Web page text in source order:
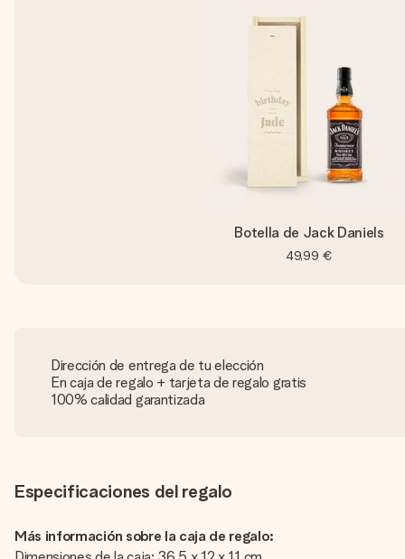
Botella de Jack Daniels
49,99 €
Dirección de entrega de tu elección
En caja de regalo + tarjeta de regalo gratis
100% calidad garantizada
Especificaciones del regalo
Más información sobre la caja de regalo: